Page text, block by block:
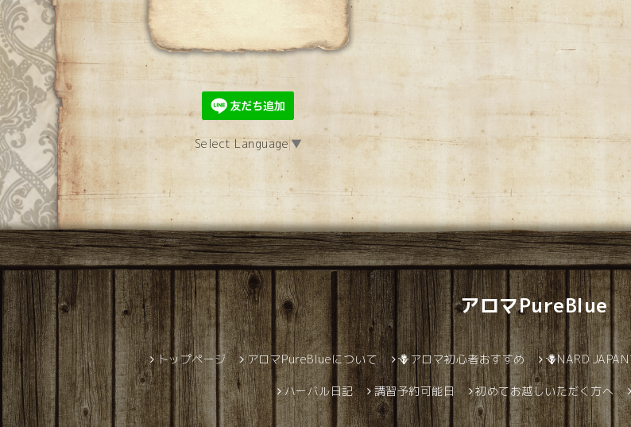
Select Language▼
アロマPureBlue
トップページ アロマPureBlueについて 🪻アロマ初心者おすすめ 🪻NARD
ハーバル日記 講習予約可能日 初めてお越しいただく方へ